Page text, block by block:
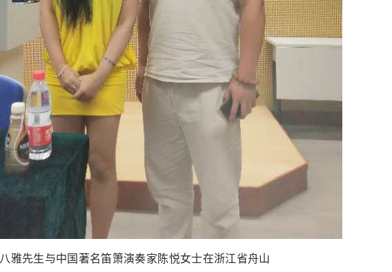
八雅先生与中国著名笛箫演奏家陈悦女士在浙江省舟山